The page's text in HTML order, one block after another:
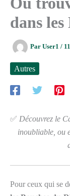
dans
Par User1 /
Autres
✅ Découvrez le
inoubliable, ou
Pour ceux qui se